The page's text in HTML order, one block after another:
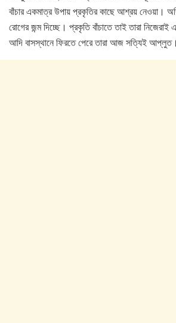
বাঁচার একমাত্র উপায় প্রকৃতির কাছে আশ্রয় নেওয়া।
রোগের জন্ম দিচ্ছে। প্রকৃতি বাঁচাতে তাই তারা
আদি বাসস্থানে ফিরতে পেরে তারা আজ সত্যিই আপ্লুত।